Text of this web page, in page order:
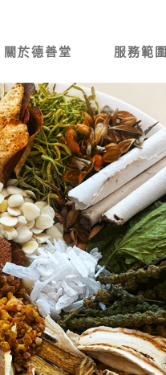
關於德善堂 服務範圍